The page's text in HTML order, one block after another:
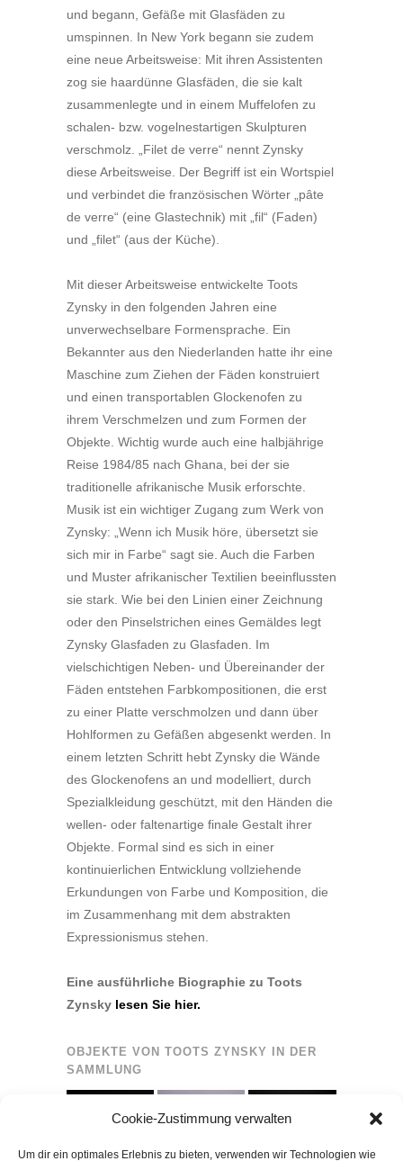
Cookie-Zustimmung verwalten
Um dir ein optimales Erlebnis zu bieten, verwenden wir Technologien wie
und begann, Gefäße mit Glasfäden zu
umspinnen. In New York begann sie zudem
eine neue Arbeitsweise: Mit ihren Assistenten
zog sie haardünne Glasfäden, die sie kalt
zusammenlegte und in einem Muffelofen zu
schalen- bzw. vogelnestartigen Skulpturen
verschmolz. „Filet de verre“ nennt Zynsky
diese Arbeitsweise. Der Begriff ist ein Wortspiel
und verbindet die französischen Wörter „pâte
de verre“ (eine Glastechnik) mit „fil“ (Faden)
und „filet“ (aus der Küche).
Mit dieser Arbeitsweise entwickelte Toots
Zynsky in den folgenden Jahren eine
unverwechselbare Formensprache. Ein
Bekannter aus den Niederlanden hatte ihr eine
Maschine zum Ziehen der Fäden konstruiert
und einen transportablen Glockenofen zu
ihrem Verschmelzen und zum Formen der
Objekte. Wichtig wurde auch eine halbjährige
Reise 1984/85 nach Ghana, bei der sie
traditionelle afrikanische Musik erforschte.
Musik ist ein wichtiger Zugang zum Werk von
Zynsky: „Wenn ich Musik höre, übersetzt sie
sich mir in Farbe“ sagt sie. Auch die Farben
und Muster afrikanischer Textilien beeinflussten
sie stark. Wie bei den Linien einer Zeichnung
oder den Pinselstrichen eines Gemäldes legt
Zynsky Glasfaden zu Glasfaden. Im
vielschichtigen Neben- und Übereinander der
Fäden entstehen Farbkompositionen, die erst
zu einer Platte verschmolzen und dann über
Hohlformen zu Gefäßen abgesenkt werden. In
einem letzten Schritt hebt Zynsky die Wände
des Glockenofens an und modelliert, durch
Spezialkleidung geschützt, mit den Händen die
wellen- oder faltenartige finale Gestalt ihrer
Objekte. Formal sind es sich in einer
kontinuierlichen Entwicklung vollziehende
Erkundungen von Farbe und Komposition, die
im Zusammenhang mit dem abstrakten
Expressionismus stehen.
Eine ausführliche Biographie zu Toots
Zynsky lesen Sie hier.
OBJEKTE VON TOOTS ZYNSKY IN DER
SAMMLUNG